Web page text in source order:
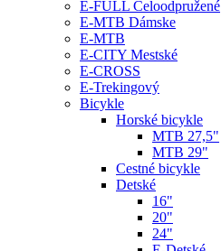
E-FULL Celoodpružené
E-MTB Dámske
E-MTB
E-CITY Mestské
E-CROSS
E-Trekingový
Bicykle
Horské bicykle
MTB 27,5"
MTB 29"
Cestné bicykle
Detské
16"
20"
24"